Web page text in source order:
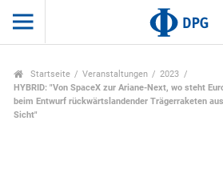
Startseite Veranstaltungen
2023
HYBRID: "Von SpaceX zur Ariane-Next, wo steht
beim Entwurf rückwärtslandender Trägerraketen
Sicht"